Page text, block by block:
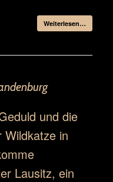
Weiterlesen…
und die
Wildkatze in
Lausitz, ein